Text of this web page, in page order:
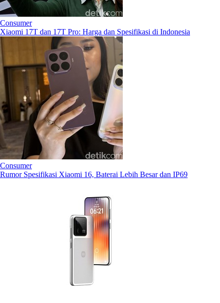
Consumer
Xiaomi 17T dan 17T Pro: Harga dan Spesifikasi di Indonesia
Consumer
Rumor Spesifikasi Xiaomi 16, Baterai Lebih Besar dan IP69